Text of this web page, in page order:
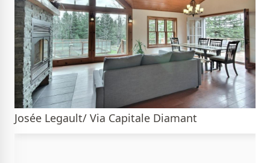
Josée Legault/ Via Capitale Diamant